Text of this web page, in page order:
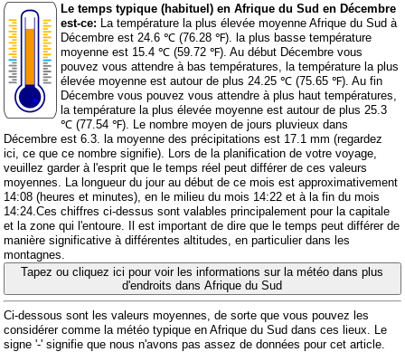
Le temps typique (habituel) en Afrique du Sud en Décembre
est-ce: La température la plus élevée moyenne Afrique du Sud à
Décembre est 24.6 ℃ (76.28 ℉). la plus basse température
moyenne est 15.4 ℃ (59.72 ℉). Au début Décembre vous
pouvez vous attendre à bas températures, la température la plus
élevée moyenne est autour de plus 24.25 ℃ (75.65 ℉). Au fin
Décembre vous pouvez vous attendre à plus haut températures,
la température la plus élevée moyenne est autour de plus 25.3
℃ (77.54 ℉). Le nombre moyen de jours pluvieux dans
Décembre est 6.3. la moyenne des précipitations est 17.1 mm (regardez
ici, ce que ce nombre signifie). Lors de la planification de votre voyage,
veuillez garder à l'esprit que le temps réel peut différer de ces valeurs
moyennes. La longueur du jour au début de ce mois est approximativement
14:08 (heures et minutes), en le milieu du mois 14:22 et à la fin du mois
14:24.Ces chiffres ci-dessus sont valables principalement pour la capitale
et la zone qui l'entoure. Il est important de dire que le temps peut différer de
manière significative à différentes altitudes, en particulier dans les
montagnes.
Tapez ou cliquez ici pour voir les informations sur la météo dans plus
d'endroits dans Afrique du Sud
Ci-dessous sont les valeurs moyennes, de sorte que vous pouvez les
considérer comme la météo typique en Afrique du Sud dans ces lieux. Le
signe '-' signifie que nous n'avons pas assez de données pour cet article.